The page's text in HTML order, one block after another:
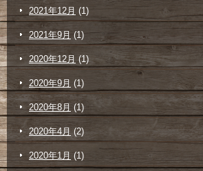
2021年12月 (1)
2021年9月 (1)
2020年12月 (1)
2020年9月 (1)
2020年8月 (1)
2020年4月(2)
2020年1月 (1)